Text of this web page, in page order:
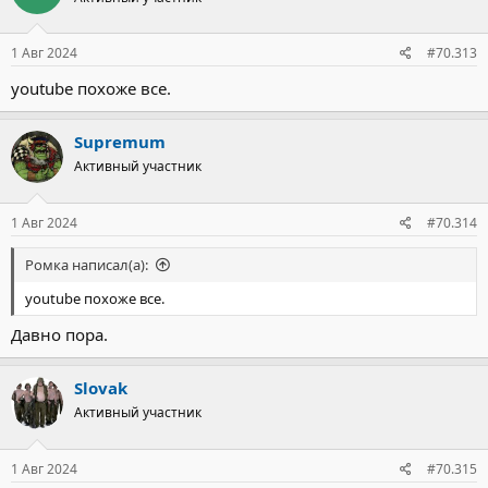
и
:
1 Авг 2024 #70.313
youtube похоже все.
Supremum
Активный участник
1 Авг 2024 #70.314
Ромка написал(а):
youtube похоже все.
Давно пора.
Slovak
Активный участник
1 Авг 2024 #70.315